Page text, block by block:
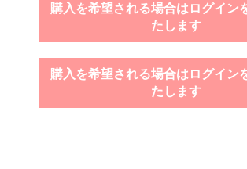
購入を希望される場合はログイン
たします
購入を希望される場合はログイン
たします